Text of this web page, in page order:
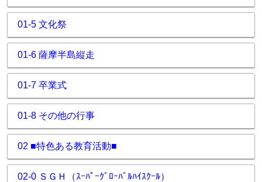
01-5 文化祭
01-6 薩摩半島縦走
01-7 卒業式
01-8 その他の行事
02 ■特色ある教育活動■
02-0 ＳＧＨ（ｽｰﾊﾟｰｸﾞﾛｰﾊﾞﾙﾊｲｽｸｰﾙ）